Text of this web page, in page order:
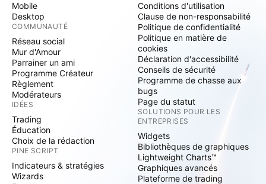
Mobile
Desktop
COMMUNAUTÉ
Réseau social
Mur d'Amour
Parrainer un ami
Programme Créateur
Règlement
Modérateurs
IDÉES
Trading
Éducation
Choix de la rédaction
PINE SCRIPT
Indicateurs & stratégies
Wizards
Conditions d'utilisation
Clause de non-responsabilité
Politique de confidentialité
Politique en matière de
cookies
Déclaration d'accessibilité
Conseils de sécurité
Programme de chasse aux
bugs
Page du statut
SOLUTIONS POUR LES
ENTREPRISES
Widgets
Bibliothèques de graphiques
Lightweight Charts™
Graphiques avancés
Plateforme de trading